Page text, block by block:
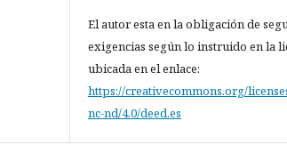
El autor esta en la obligación de
exigencias según lo instruido en la
ubicada en el enlace:
https://creativecommons.org/
nc-nd/4.0/deed.es